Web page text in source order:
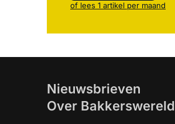
of lees 1 artikel per maand
Nieuwsbrieven
Over Bakkerswereld